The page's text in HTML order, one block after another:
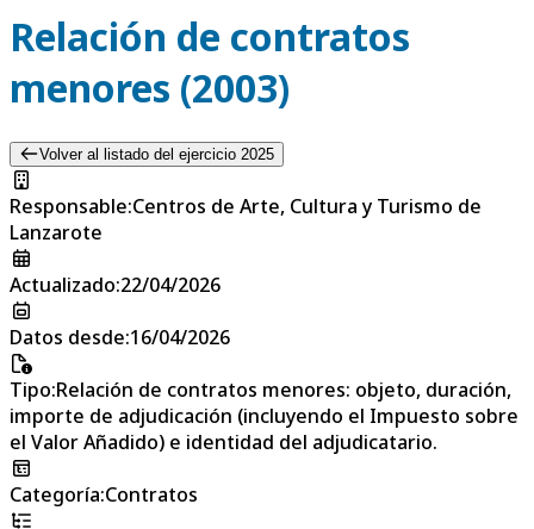
Relación de contratos
menores (2003)
Volver al listado del ejercicio 2025
Responsable:Centros de Arte, Cultura y Turismo de
Lanzarote
Actualizado:22/04/2026
Datos desde:16/04/2026
Tipo:Relación de contratos menores: objeto, duración,
importe de adjudicación (incluyendo el Impuesto sobre
el Valor Añadido) e identidad del adjudicatario.
Categoría:Contratos